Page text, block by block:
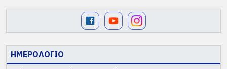
ΗΜΕΡΟΛΟΓΙΟ